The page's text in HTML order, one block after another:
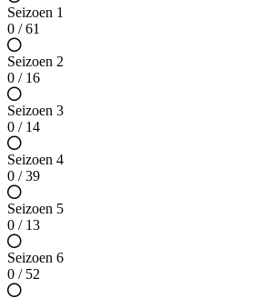
Seizoen 1
0 / 61
Seizoen 2
0 / 16
Seizoen 3
0 / 14
Seizoen 4
0 / 39
Seizoen 5
0 / 13
Seizoen 6
0 / 52